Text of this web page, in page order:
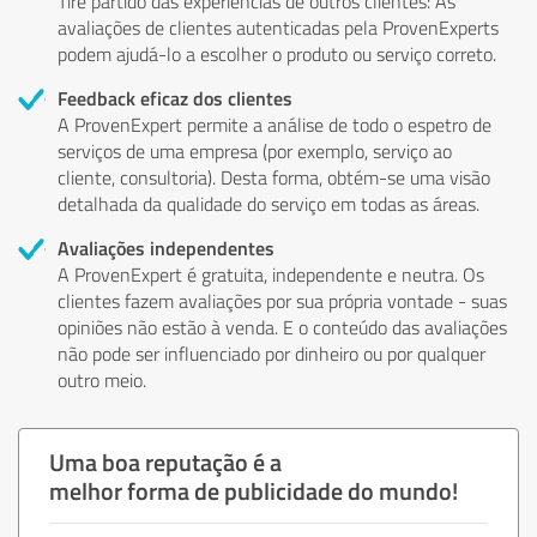
avaliações de clientes autenticadas pela ProvenExperts
podem ajudá-lo a escolher o produto ou serviço correto.
Feedback eficaz dos clientes
A ProvenExpert permite a análise de todo o espetro de
serviços de uma empresa (por exemplo, serviço ao
cliente, consultoria). Desta forma, obtém-se uma visão
detalhada da qualidade do serviço em todas as áreas.
Avaliações independentes
A ProvenExpert é gratuita, independente e neutra. Os
clientes fazem avaliações por sua própria vontade - suas
opiniões não estão à venda. E o conteúdo das avaliações
não pode ser influenciado por dinheiro ou por qualquer
outro meio.
Uma boa reputação é a
melhor forma de publicidade do mundo!